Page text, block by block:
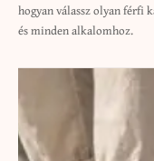
hogyan válassz olyan
és minden alkalomhoz.